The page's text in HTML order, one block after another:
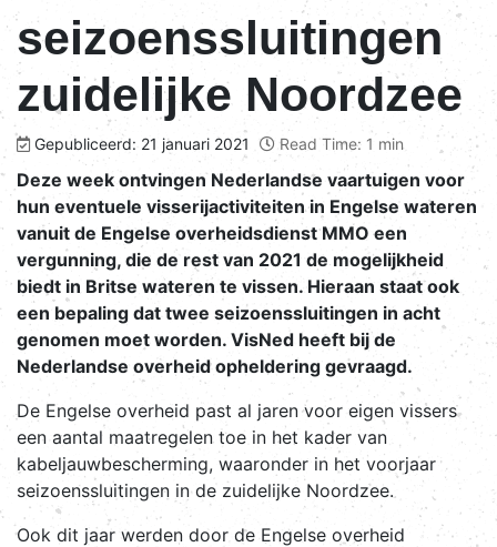
seizoenssluitingen
zuidelijke Noordzee
Gepubliceerd: 21 januari 2021 Read Time: 1 min
Deze week ontvingen Nederlandse vaartuigen voor
hun eventuele visserijactiviteiten in Engelse wateren
vanuit de Engelse overheidsdienst MMO een
vergunning, die de rest van 2021 de mogelijkheid
biedt in Britse wateren te vissen. Hieraan staat ook
een bepaling dat twee seizoenssluitingen in acht
genomen moet worden. VisNed heeft bij de
Nederlandse overheid opheldering gevraagd.
De Engelse overheid past al jaren voor eigen vissers
een aantal maatregelen toe in het kader van
kabeljauwbescherming, waaronder in het voorjaar
seizoenssluitingen in de zuidelijke Noordzee.
Ook dit jaar werden door de Engelse overheid